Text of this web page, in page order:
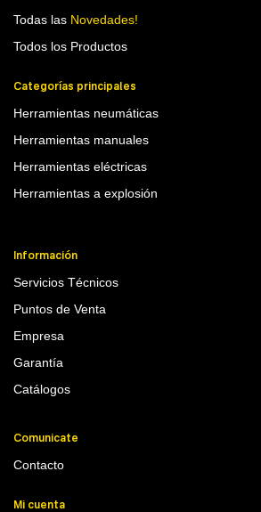
Todas las Novedades!
Todos los Productos
Categorías principales
Herramientas neumáticas
Herramientas manuales
Herramientas eléctricas
Herramientas a explosión
Información
Servicios Técnicos
Puntos de Venta
Empresa
Garantía
Catálogos
Comunicate
Contacto
Mi cuenta